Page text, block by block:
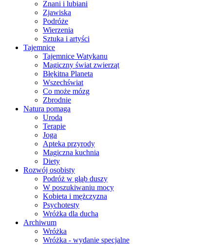
Znani i lubiani
Zjawiska
Podróże
Wierzenia
Sztuka i artyści
Tajemnice
Tajemnice Watykanu
Magiczny świat zwierząt
Błękitna Planeta
Wszechświat
Co może mózg
Zbrodnie
Natura pomaga
Uroda
Terapie
Joga
Apteka przyrody
Magiczna kuchnia
Diety
Rozwój osobisty
Podróż w głąb duszy
W poszukiwaniu mocy
Kobieta i mężczyzna
Psychotesty
Wróżka dla ducha
Archiwum
Wróżka
Wróżka - wydanie specjalne